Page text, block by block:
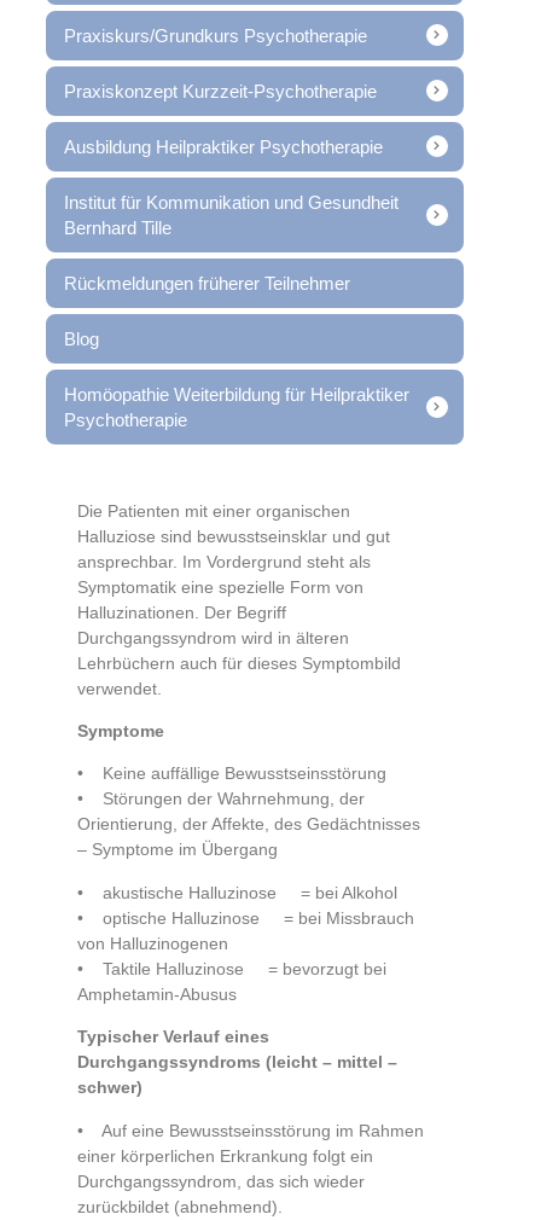
Praxiskurs/Grundkurs Psychotherapie
Praxiskonzept Kurzzeit-Psychotherapie
Ausbildung Heilpraktiker Psychotherapie
Institut für Kommunikation und Gesundheit
Bernhard Tille
Rückmeldungen früherer Teilnehmer
Blog
Homöopathie Weiterbildung für Heilpraktiker
Psychotherapie
Die Patienten mit einer organischen
Halluziose sind bewusstseinsklar und gut
ansprechbar. Im Vordergrund steht als
Symptomatik eine spezielle Form von
Halluzinationen. Der Begriff
Durchgangssyndrom wird in älteren
Lehrbüchern auch für dieses Symptombild
verwendet.
Symptome
• Keine auffällige Bewusstseinsstörung
• Störungen der Wahrnehmung, der
Orientierung, der Affekte, des Gedächtnisses
– Symptome im Übergang
• akustische Halluzinose = bei Alkohol
• optische Halluzinose = bei Missbrauch
von Halluzinogenen
• Taktile Halluzinose = bevorzugt bei
Amphetamin-Abusus
Typischer Verlauf eines
Durchgangssyndroms (leicht – mittel –
schwer)
• Auf eine Bewusstseinsstörung im Rahmen
einer körperlichen Erkrankung folgt ein
Durchgangssyndrom, das sich wieder
zurückbildet (abnehmend).